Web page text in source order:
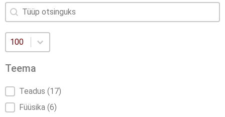
Otsi
Otsi sisu
Valige number lehekülje kohta
100
Valige number lehekülje kohta
Teema
Teema
Teadus (17)
Füüsika (6)